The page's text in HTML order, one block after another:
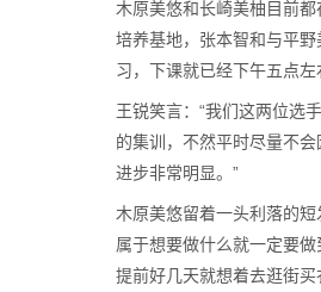
木原美悠和长崎美柚目前
培养基地，张本智和与平
习，下课就已经下午五点
王锐笑言：“我们这两位选
的集训，不然平时尽量不
进步非常明显。”
木原美悠留着一头利落的
属于想要做什么就一定要
提前好几天就想着去逛街买